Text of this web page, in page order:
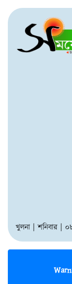
খুলনা | শনিবার |